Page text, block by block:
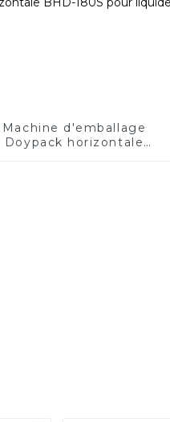
Machine d'emballage
Doypack horizontale